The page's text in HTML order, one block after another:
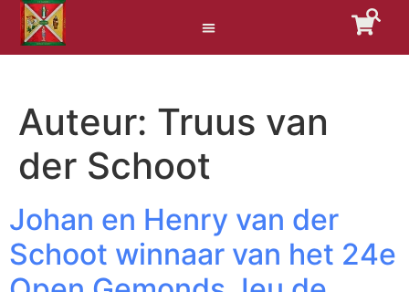
Auteur: Truus van
der Schoot
Johan en Henry van der
Schoot winnaar van het 24e